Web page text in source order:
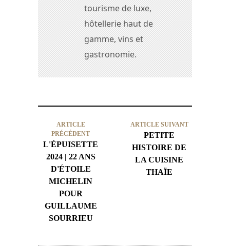
tourisme de luxe,
hôtellerie haut de
gamme, vins et
gastronomie.
ARTICLE
PRÉCÉDENT
L'ÉPUISETTE
2024 | 22 ANS
D'ÉTOILE
MICHELIN
POUR
GUILLAUME
SOURRIEU
ARTICLE SUIVANT
PETITE
HISTOIRE DE
LA CUISINE
THAÏE